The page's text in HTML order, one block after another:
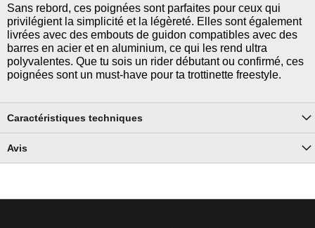
Sans rebord, ces poignées sont parfaites pour ceux qui
privilégient la simplicité et la légèreté. Elles sont également
livrées avec des embouts de guidon compatibles avec des
barres en acier et en aluminium, ce qui les rend ultra
polyvalentes. Que tu sois un rider débutant ou confirmé, ces
poignées sont un must-have pour ta trottinette freestyle.
Caractéristiques techniques
Avis